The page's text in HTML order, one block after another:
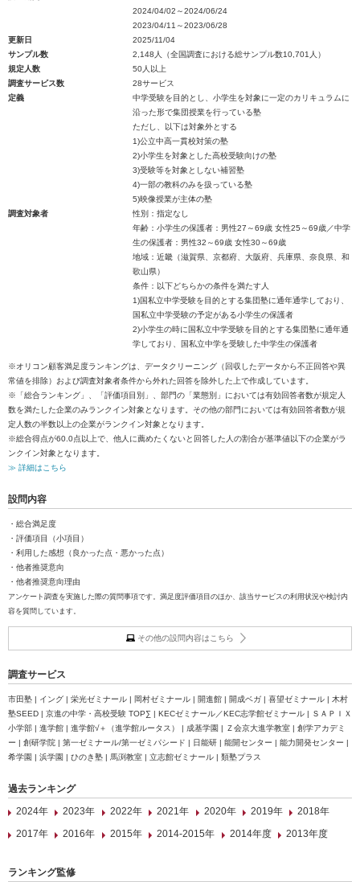
2024/04/02～2024/06/24
2023/04/11～2023/06/28
更新日
2025/11/04
サンプル数
2,148人（全国調査における総サンプル数10,701人）
規定人数
50人以上
調査サービス数
28サービス
定義
中学受験を目的とし、小学生を対象に一定のカリキュラムに
沿った形で集団授業を行っている塾
ただし、以下は対象外とする
1)公立中高一貫校対策の塾
2)小学生を対象とした高校受験向けの塾
3)受験等を対象としない補習塾
4)一部の教科のみを扱っている塾
5)映像授業が主体の塾
調査対象者
性別：指定なし
年齢：小学生の保護者：男性27～69歳 女性25～69歳／中学
生の保護者：男性32～69歳 女性30～69歳
地域：近畿（滋賀県、京都府、大阪府、兵庫県、奈良県、和
歌山県）
条件：以下どちらかの条件を満たす人
1)国私立中学受験を目的とする集団塾に通年通学しており、
国私立中学受験の予定がある小学生の保護者
2)小学生の時に国私立中学受験を目的とする集団塾に通年通
学しており、国私立中学を受験した中学生の保護者
※オリコン顧客満足度ランキングは、データクリーニング（回収したデータから不正回答や異
常値を排除）および調査対象者条件から外れた回答を除外した上で作成しています。
※「総合ランキング」、「評価項目別」、部門の「業態別」においては有効回答者数が規定人
数を満たした企業のみランクイン対象となります。その他の部門においては有効回答者数が規
定人数の半数以上の企業がランクイン対象となります。
※総合得点が60.0点以上で、他人に薦めたくないと回答した人の割合が基準値以下の企業がラ
ンクイン対象となります。
≫ 詳細はこちら
設問内容
・総合満足度
・評価項目（小項目）
・利用した感想（良かった点・悪かった点）
・他者推奨意向
・他者推奨意向理由
アンケート調査を実施した際の質問事項です。満足度評価項目のほか、該当サービスの利用状況や検討内
容を質問しています。
その他の設問内容はこちら
調査サービス
市田塾 | イング | 栄光ゼミナール | 岡村ゼミナール | 開進館 | 開成ベガ | 喜望ゼミナール | 木村
塾SEED | 京進の中学・高校受験 TOP∑ | KECゼミナール／KEC志学館ゼミナール | ＳＡＰＩＸ
小学部 | 進学館 | 進学館√＋（進学館ルータス） | 成基学園 | Ｚ会京大進学教室 | 創学アカデミ
ー | 創研学院 | 第一ゼミナール/第一ゼミパシード | 日能研 | 能開センター | 能力開発センター |
希学園 | 浜学園 | ひのき塾 | 馬渕教室 | 立志館ゼミナール | 類塾プラス
過去ランキング
2024年
2023年 2022年 2021年 2020年 2019年
2018年
2017年
2016年 2015年 2014-2015年 2014年度 2013年度
ランキング監修